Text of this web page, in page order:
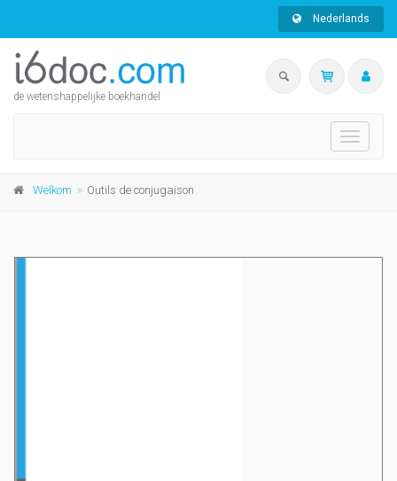
Nederlands
de wetenshappelijke boekhandel
Toggle
Welkom Outils de conjugaison